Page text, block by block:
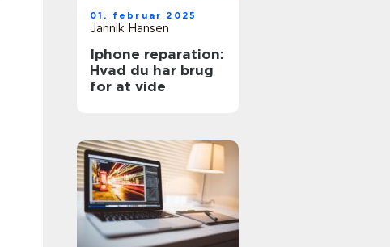
01. februar 2025
Jannik Hansen
Iphone reparation:
Hvad du har brug
for at vide